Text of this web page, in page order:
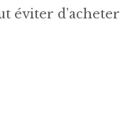
éviter d’acheter